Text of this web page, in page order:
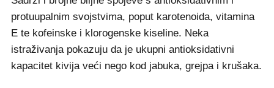
protuupalnim svojstvima, poput karotenoida, vitamina
E te kofeinske i klorogenske kiseline. Neka
istraživanja pokazuju da je ukupni antioksidativni
kapacitet kivija veći nego kod jabuka, grejpa i krušaka.